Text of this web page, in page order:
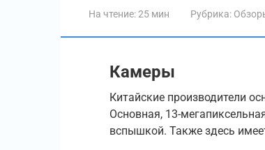
На чтение:25 мин Рубрика:
Камеры
Китайские производители
Основная, 13-
вспышкой. Также здесь